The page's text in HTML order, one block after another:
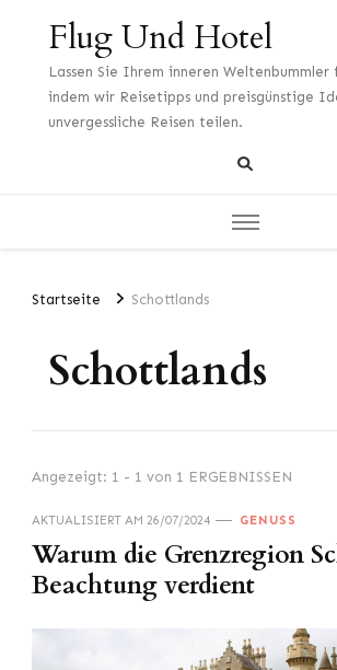
Flug Und Hotel
Lassen Sie Ihrem inneren Weltenbummler
indem wir Reisetipps und preisgünstige
unvergessliche Reisen teilen.
Startseite Schottlands
Schottlands
Angezeigt: 1 - 1 von 1 ERGEBNISSEN
AKTUALISIERT AM 26/07/2024 GENUSS
Warum die Grenzregion
Beachtung verdient